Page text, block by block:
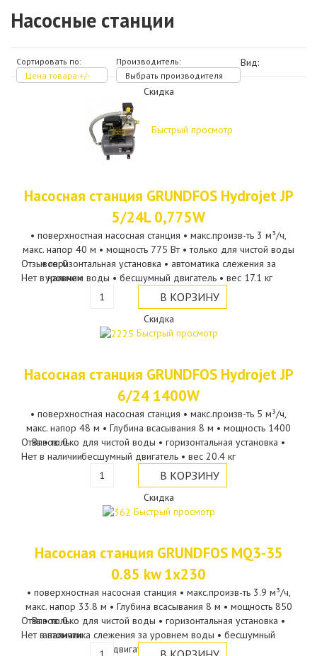
Насосные станции
Сортировать по:
Цена товара +/-
Производитель:
Выбрать производителя
Вид:
Скидка
Быстрый просмотр
Насосная станция GRUNDFOS Hydrojet JP
5/24L 0,775W
• поверхностная насосная станция • макс.произв-ть 3 м³/ч,
макс. напор 40 м • мощность 775 Вт • только для чистой воды
• горизонтальная установка • автоматика слежения за
уровнем воды • бесшумный двигатель • вес 17.1 кг
Отзывов: 0
Нет в наличии
Скидка
Быстрый просмотр
Насосная станция GRUNDFOS Hydrojet JP
6/24 1400W
• поверхностная насосная станция • макс.произв-ть 5 м³/ч,
макс. напор 48 м • Глубина всасывания 8 м • мощность 1400
Вт • только для чистой воды • горизонтальная установка •
бесшумный двигатель • вес 20.4 кг
Отзывов: 0
Нет в наличии
Скидка
Быстрый просмотр
Насосная станция GRUNDFOS MQ3-35
0.85 kw 1х230
• поверхностная насосная станция • макс.произв-ть 3.9 м³/ч,
макс. напор 33.8 м • Глубина всасывания 8 м • мощность 850
Вт • только для чистой воды • горизонтальная установка •
автоматика слежения за уровнем воды • бесшумный
двигатель • вес 13 кг
Отзывов: 0
Нет в наличии